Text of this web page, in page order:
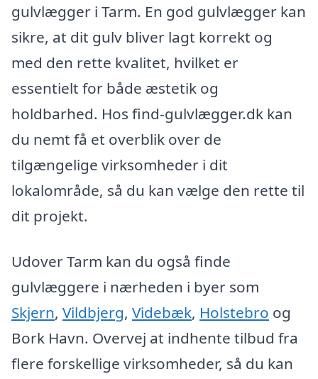
gulvlægger i Tarm. En god gulvlægger kan
sikre, at dit gulv bliver lagt korrekt og
med den rette kvalitet, hvilket er
essentielt for både æstetik og
holdbarhed. Hos find-gulvlægger.dk kan
du nemt få et overblik over de
tilgængelige virksomheder i dit
lokalområde, så du kan vælge den rette til
dit projekt.
Udover Tarm kan du også finde
gulvlæggere i nærheden i byer som
Skjern, Vildbjerg, Videbæk, Holstebro og
Bork Havn. Overvej at indhente tilbud fra
flere forskellige virksomheder, så du kan